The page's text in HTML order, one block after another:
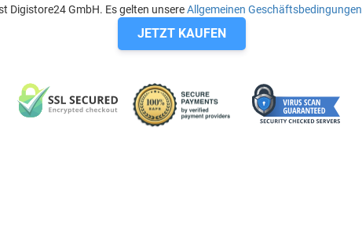
Digistore24 GmbH. Es gelten unsereAllgemeinen Geschäftsbedingungen
JETZT KAUFEN